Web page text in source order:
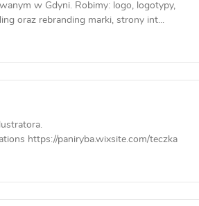
w Gdyni. Robimy: logo, logotypy,
oraz rebranding marki, strony int...
https://paniryba.wixsite.com/teczka